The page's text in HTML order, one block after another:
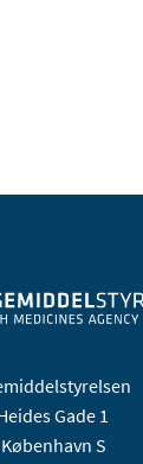
Gade 1
S